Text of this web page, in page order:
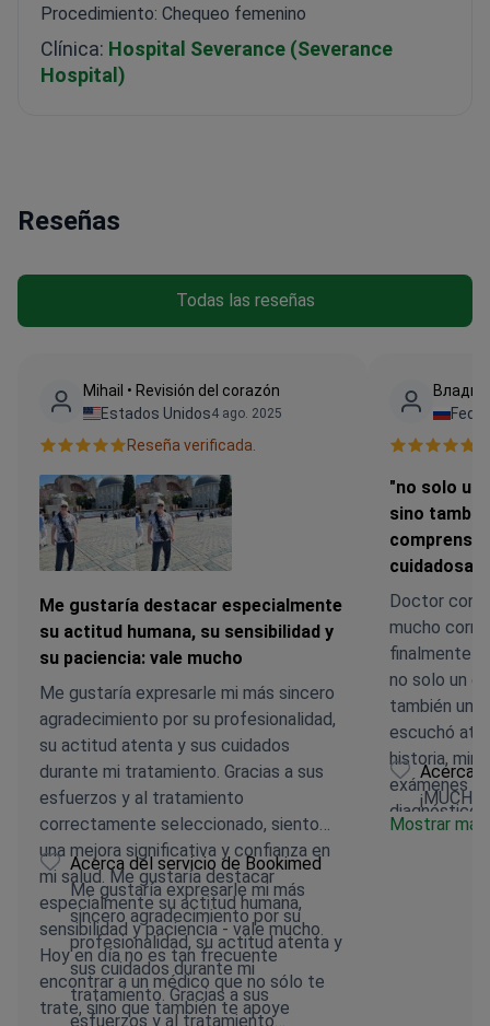
Procedimiento: Chequeo femenino
Clínica: Hospital Severance (Severance
Hospital)
Reseñas
Todas las reseñas
Mihail • Revisión del corazón
Estados Unidos4 ago. 2025
Reseña verificada.
Me gustaría destacar especialmente
su actitud humana, su sensibilidad y
su paciencia: vale mucho
Me gustaría expresarle mi más sincero
agradecimiento por su profesionalidad,
su actitud atenta y sus cuidados
durante mi tratamiento. Gracias a sus
esfuerzos y al tratamiento
correctamente seleccionado, siento
una mejora significativa y confianza en
mi salud. Me gustaría destacar
especialmente su actitud humana,
sensibilidad y paciencia - vale mucho.
Hoy en día no es tan frecuente
encontrar a un médico que no sólo te
trate, sino que también te apoye
Acerca del servicio de Bookimed
Me gustaría expresarle mi más
sincero agradecimiento por su
profesionalidad, su actitud atenta y
sus cuidados durante mi
tratamiento. Gracias a sus
esfuerzos y al tratamiento
"no solo un
sino
Doctor con
mucho
finalmente
no solo un
también una
escuchó
historia,
exámenes
precisos. El
Acerca
Mostrar más